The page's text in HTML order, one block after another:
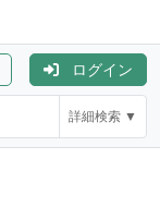
ログイン
詳細検索 ▼